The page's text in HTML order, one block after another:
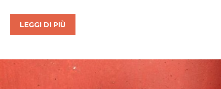
LEGGI DI PIÙ